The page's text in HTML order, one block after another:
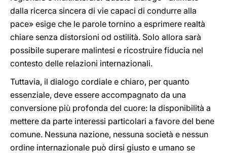
dalla ricerca sincera di vie capaci di condurre alla
pace» esige che le parole tornino a esprimere realtà
chiare senza distorsioni od ostilità. Solo allora sarà
possibile superare malintesi e ricostruire fiducia nel
contesto delle relazioni internazionali.
Tuttavia, il dialogo cordiale e chiaro, per quanto
essenziale, deve essere accompagnato da una
conversione più profonda del cuore: la disponibilità a
mettere da parte interessi particolari a favore del bene
comune. Nessuna nazione, nessuna società e nessun
ordine internazionale può dirsi giusto e umano se